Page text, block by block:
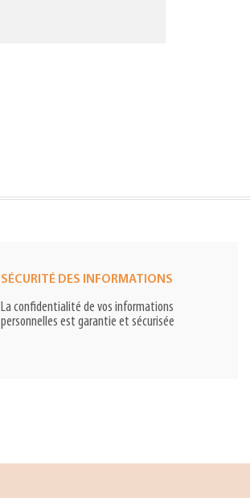
SÉCURITÉ DES INFORMATIONS
La confidentialité de vos informations
personnelles est garantie et sécurisée